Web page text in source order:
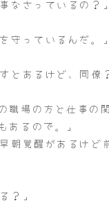
なさっているの？」
守っているんだ。」
とあるけど、同僚
職場の方と仕事の
あるので。」
朝覚醒があるけど
？」